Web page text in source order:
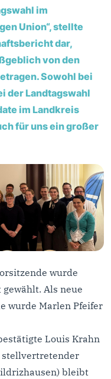
im
Union“, stellte
dar,
von den
Sowohl bei
der Landtagswahl
im Landkreis
für uns ein großer
wurde
Als neue
wurde Marlen Pfeifer
Louis Krahn
stellvertretender
bleibt